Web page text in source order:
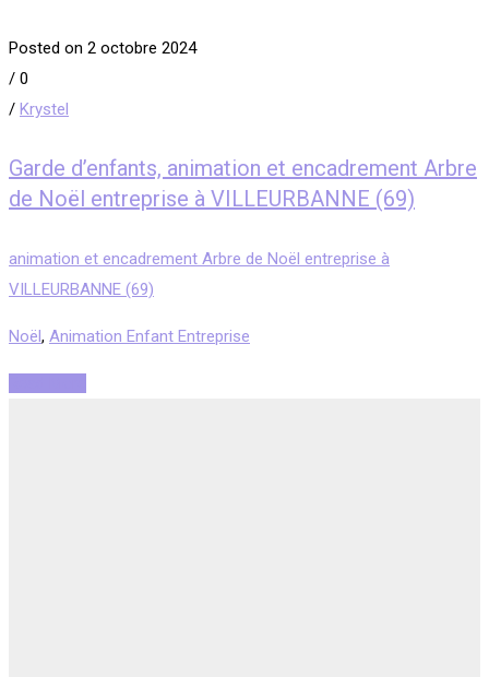
Posted on 2 octobre 2024
/ 0
/ Krystel
Garde d’enfants, animation et encadrement Arbre
de Noël entreprise à VILLEURBANNE (69)
animation et encadrement Arbre de Noël entreprise à
VILLEURBANNE (69)
Noël, Animation Enfant Entreprise